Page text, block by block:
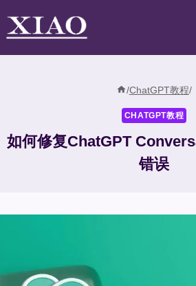
/ChatGPT教程/
CHATGPT教程
如何修复ChatGPT
错误